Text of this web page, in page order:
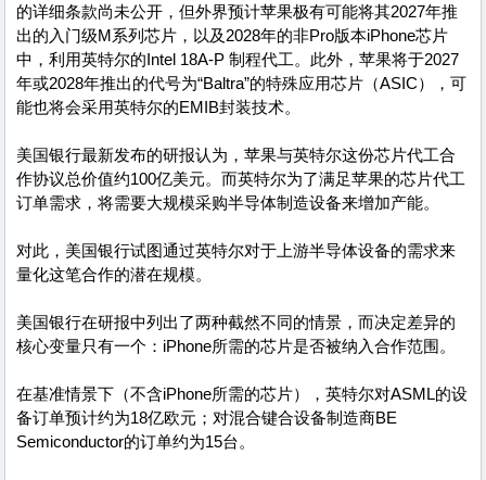
的详细条款尚未公开，但外界预计苹果极有可能将其2027年推
出的入门级M系列芯片，以及2028年的非Pro版本iPhone芯片
中，利用英特尔的Intel 18A-P 制程代工。此外，苹果将于2027
年或2028年推出的代号为“Baltra”的特殊应用芯片（ASIC），可
能也将会采用英特尔的EMIB封装技术。
美国银行最新发布的研报认为，苹果与英特尔这份芯片代工合
作协议总价值约100亿美元。而英特尔为了满足苹果的芯片代工
订单需求，将需要大规模采购半导体制造设备来增加产能。
对此，美国银行试图通过英特尔对于上游半导体设备的需求来
量化这笔合作的潜在规模。
美国银行在研报中列出了两种截然不同的情景，而决定差异的
核心变量只有一个：iPhone所需的芯片是否被纳入合作范围。
在基准情景下（不含iPhone所需的芯片），英特尔对ASML的设
备订单预计约为18亿欧元；对混合键合设备制造商BE
Semiconductor的订单约为15台。